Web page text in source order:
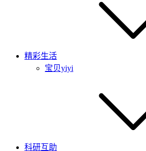
精彩生活
宝贝yiyi
科研互助